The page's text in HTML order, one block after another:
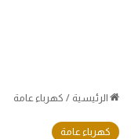
الرئيسية / كهرباء عامة
كهرباء عامة